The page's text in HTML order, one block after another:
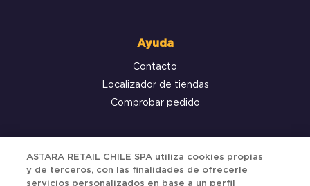
Ayuda
Contacto
Localizador de tiendas
Comprobar pedido
Servicio al cliente
Términos y Condiciones
ASTARA RETAIL CHILE SPA utiliza cookies propias
y de terceros, con las finalidades de ofrecerle
servicios personalizados en base a un perfil